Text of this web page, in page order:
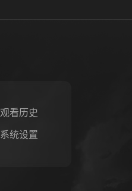
观看历史
系统设置